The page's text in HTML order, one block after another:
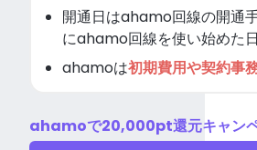
開通日はahamo回線の開通
にahamo回線を使い始めた
ahamoは初期費用や契約事
ahamoで20,000pt還元キャンペ